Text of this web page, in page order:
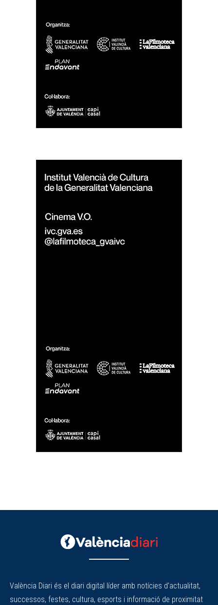
València Diari és el diari digital líder amb notícies d'actualitat,
successos, festes, cultura, esports i informació de proximitat